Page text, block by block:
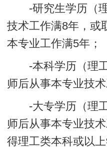
-研究生学历（理
技术工作满8年，或
本专业工作满5年；
-本科学历（理工
师后从事本专业技
-大专学历（理工
师后从事本专业技
得理工类本科或以上